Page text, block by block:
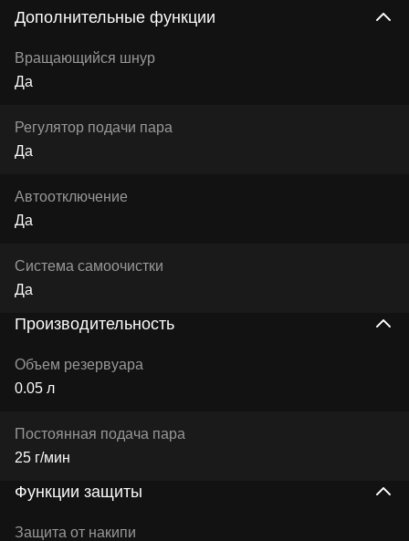
Дополнительные функции
Вращающийся шнур
Да
Регулятор подачи пара
Да
Автоотключение
Да
Система самоочистки
Да
Производительность
Объем резервуара
0.05 л
Постоянная подача пара
25 г/мин
Функции защиты
Защита от накипи